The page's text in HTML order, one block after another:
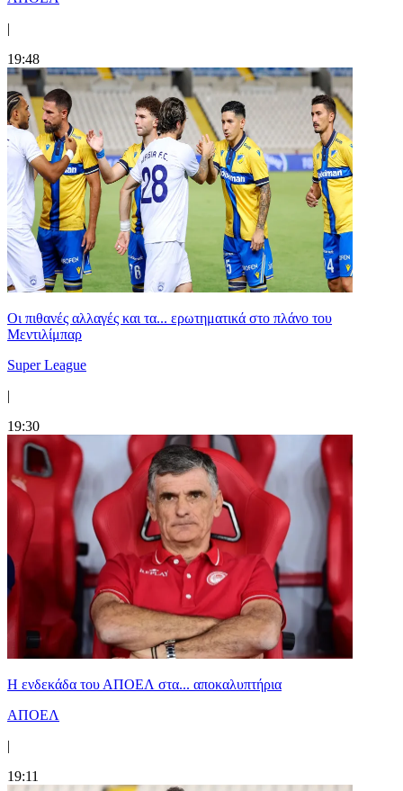
|
19:48
Οι πιθανές αλλαγές και τα... ερωτηματικά στο πλάνο του
Μεντιλίμπαρ
Super League
|
19:30
Η ενδεκάδα του ΑΠΟΕΛ στα... αποκαλυπτήρια
ΑΠΟΕΛ
|
19:11